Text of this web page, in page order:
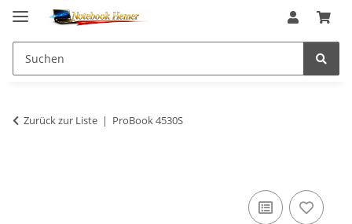
Zurück zur Liste ProBook 4530S